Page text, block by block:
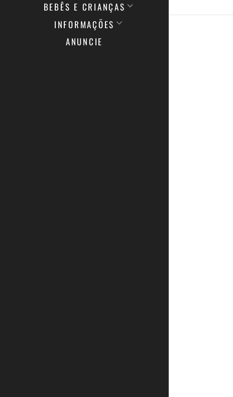
BEBÊS E CRIANÇAS
INFORMAÇÕES
ANUNCIE